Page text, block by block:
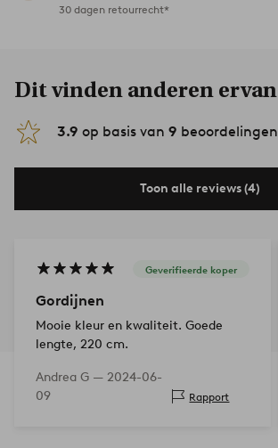
30 dagen retourrecht*
Dit vinden anderen ervan
3.9 op basis van 9 beoordelingen
Toon alle reviews (4)
Geverifieerde koper
Gordijnen
Mooie kleur en kwaliteit. Goede
lengte, 220 cm.
Andrea G — 2024-06-
09
Rapport